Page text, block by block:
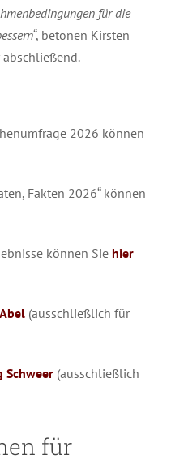
für die
“, betonen Kirsten
abschließend.
2026 können
Fakten 2026“ können
können Sie hier
(ausschließlich für
Schweer (ausschließlich
für